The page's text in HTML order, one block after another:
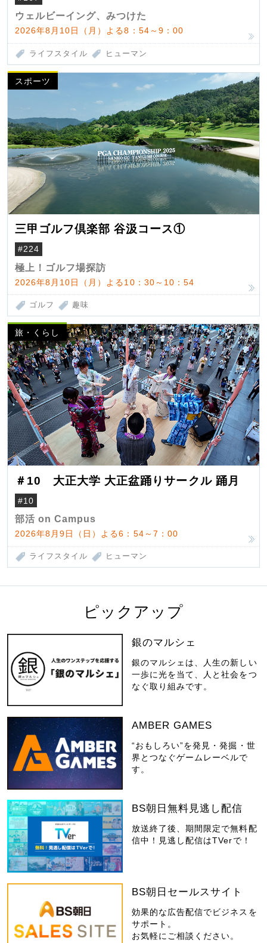
ウェルビーイング、みつけた
2026年8月10日（月）よる8：54～9：00
ライフスタイル ヒューマン
スポーツ
三甲ゴルフ倶楽部 谷汲コース①
#224
極上！ゴルフ場探訪
2026年8月10日（月）よる10：30～10：54
ゴルフ 趣味
旅・くらし
＃10 大正大学 大正盆踊りサークル 踊月
#10
部活 on Campus
2026年8月9日（日）よる6：54～7：00
ライフスタイル ヒューマン
ピックアップ
銀のマルシェ
銀のマルシェは、人生の新しい
一歩に光を当て、人と社会をつ
なぐ取り組みです。
AMBER GAMES
“おもしろい”を発見・発掘・世
界とつなぐゲームレーベルで
す。
BS朝日無料見逃し配信
放送終了後、期間限定で無料配
信中！見逃し配信はTVerで！
BS朝日セールスサイト
効果的な広告配信でビジネスを
サポート。
お気軽にご相談ください。